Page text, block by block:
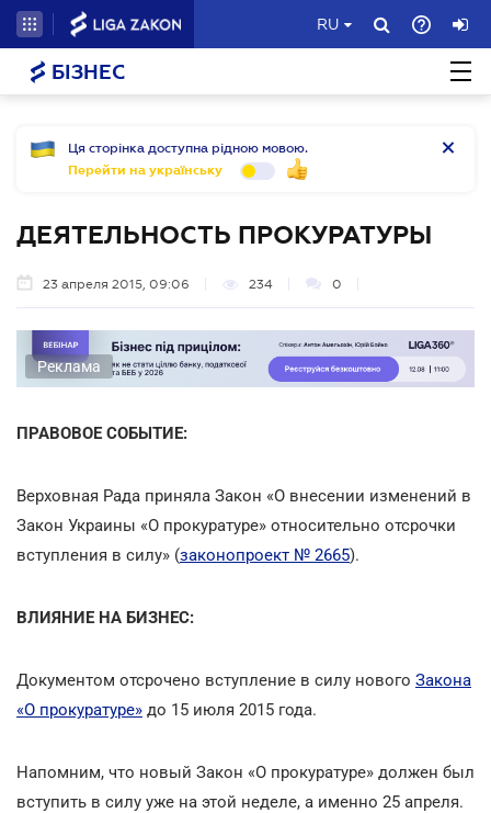
RU
БІЗНЕС
Ця сторінка доступна рідною мовою.
Перейти на українську
ДЕЯТЕЛЬНОСТЬ ПРОКУРАТУРЫ
23 апреля 2015, 09:06 234 0
Реклама
ПРАВОВОЕ СОБЫТИЕ:
Верховная Рада приняла Закон «О внесении изменений в
Закон Украины «О прокуратуре» относительно отсрочки
вступления в силу» (законопроект № 2665).
ВЛИЯНИЕ НА БИЗНЕС:
Документом отсрочено вступление в силу нового Закона
«О прокуратуре» до 15 июля 2015 года.
Напомним, что новый Закон «О прокуратуре» должен был
вступить в силу уже на этой неделе, а именно 25 апреля.